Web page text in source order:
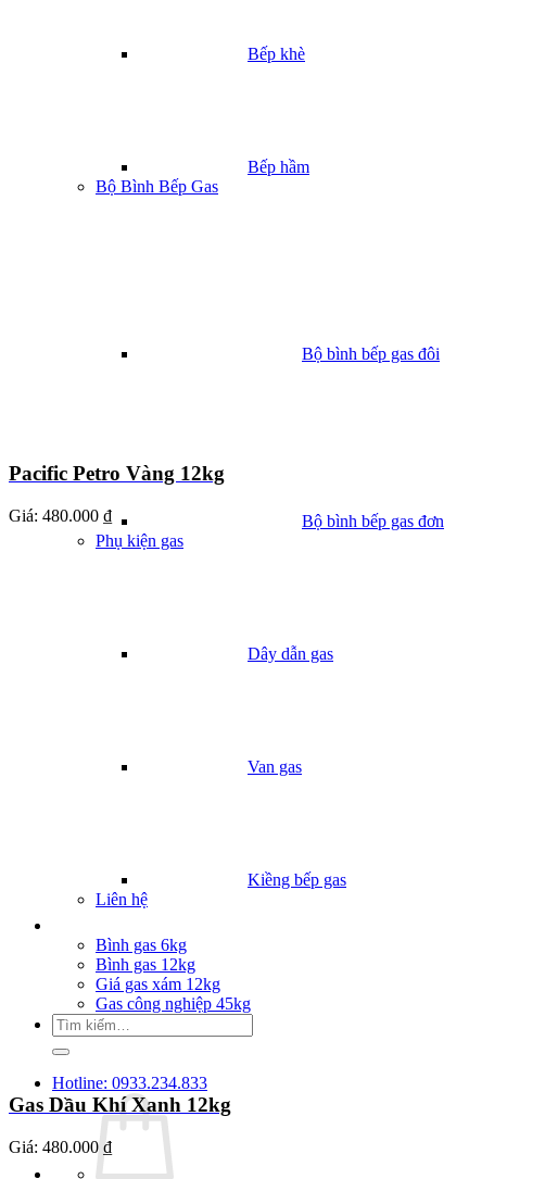
Bếp khè
Bếp hầm
Bộ Bình Bếp Gas
Bộ bình bếp gas đôi
Bộ bình bếp gas đơn
Phụ kiện gas
Dây dẫn gas
Van gas
Kiềng bếp gas
Liên hệ
Bình gas 6kg
Bình gas 12kg
Giá gas xám 12kg
Gas công nghiệp 45kg
Tìm
kiếm:
Hotline: 0933.234.833
Pacific Petro Vàng 12kg
Giá: 480.000 ₫
Gas Dầu Khí Xanh 12kg
Giá: 480.000 ₫